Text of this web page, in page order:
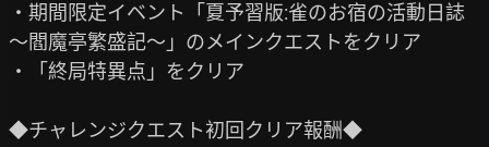
・期間限定イベント「夏予習版:雀のお宿の活動日誌
～閻魔亭繁盛記～」のメインクエストをクリア
・「終局特異点」をクリア
◆チャレンジクエスト初回クリア報酬◆